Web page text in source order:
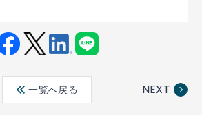
ebo ter
edin
一覧へ戻る NEXT